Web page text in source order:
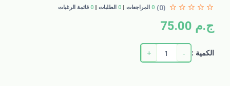
(0)
0 المراجعات 0 الطلبات 0 قائمة الرغبات
ج.م 75.00
الكمية : -
+